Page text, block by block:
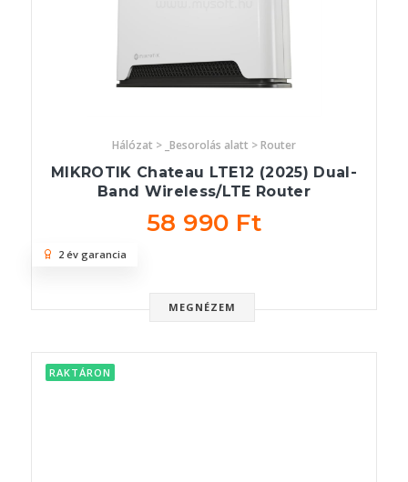
Hálózat > _Besorolás alatt > Router
MIKROTIK Chateau LTE12 (2025) Dual-
Band Wireless/LTE Router
58 990 Ft
MEGNÉZEM
2 év garancia
RAKTÁRON